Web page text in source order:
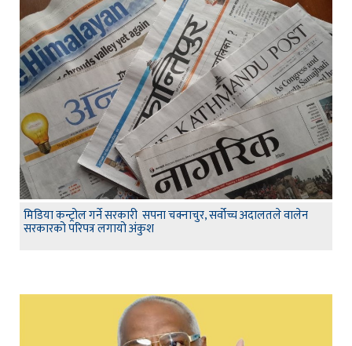
मिडिया कन्ट्रोल गर्ने सरकारी सपना चक्नाचुर, सर्वोच्च अदालतले वालेन
सरकारको परिपत्र लगायो अंकुश